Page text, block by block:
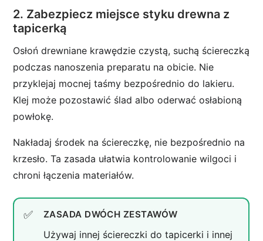
2. Zabezpiecz miejsce styku drewna z
tapicerką
Osłoń drewniane krawędzie czystą, suchą ściereczką
podczas nanoszenia preparatu na obicie. Nie
przyklejaj mocnej taśmy bezpośrednio do lakieru.
Klej może pozostawić ślad albo oderwać osłabioną
powłokę.
Nakładaj środek na ściereczkę, nie bezpośrednio na
krzesło. Ta zasada ułatwia kontrolowanie wilgoci i
chroni łączenia materiałów.
ZASADA DWÓCH ZESTAWÓW
Używaj innej ściereczki do tapicerki i innej